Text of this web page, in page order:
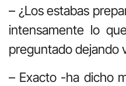
– ¿Los estabas
intensamente lo
preguntado dejando
– Exacto -ha dicho